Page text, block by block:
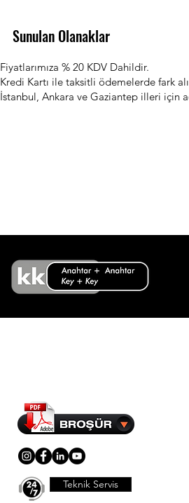
Sunulan Olanaklar
Fiyatlarımıza % 20 KDV Dahildir.
Kredi Kartı ile taksitli ödemelerde fark
İstanbul, Ankara ve Gaziantep illeri için
Teknik Servis